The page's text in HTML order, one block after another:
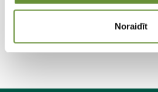
Noraidīt